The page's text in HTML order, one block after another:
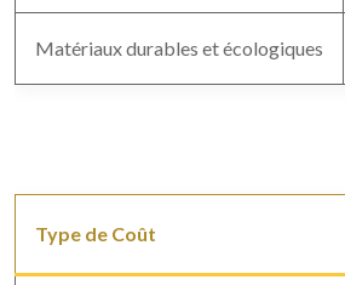
Matériaux durables et écologiques
Type de Coût